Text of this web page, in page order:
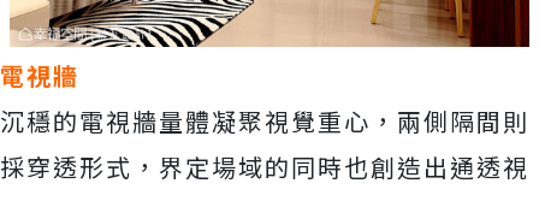
電視牆
沉穩的電視牆量體凝聚視覺重心，兩側隔間則
採穿透形式，界定場域的同時也創造出通透視